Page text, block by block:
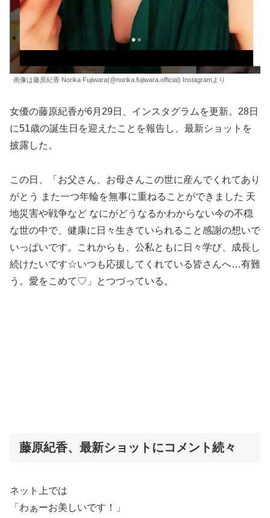
画像は藤原紀香 Norika Fujiwara(@norika.fujiwara.official) Instagramより
女優の藤原紀香が6月29日、インスタグラムを更新。28日
に51歳の誕生日を迎えたことを報告し、最新ショットを
披露した。
この日、「お父さん、お母さんこの世に産んでくれてあり
がとう また一つ年輪を無事に重ねることができました 天
地災害や戦争など なにがどうなるかわからない今の不穏
な世の中で、健康に日々生きていられること感謝の想いで
いっぱいです。これからも、公私ともに日々学び、成長し
続けたいです☆いつも応援してくれている皆さんへ…有難
う。愛をこめて♡」とつづっている。
藤原紀香、最新ショットにコメント続々
ネット上では
「わぁーお美しいです！」